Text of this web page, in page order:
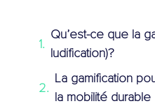
Qu’est-ce que la
ludification)?
La gamification
la mobilité durable